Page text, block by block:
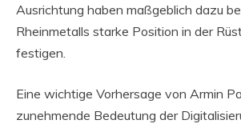
Ausrichtung haben maßgeblich dazu
Rheinmetalls starke Position in der
festigen.
Eine wichtige Vorhersage von Armin
zunehmende Bedeutung der